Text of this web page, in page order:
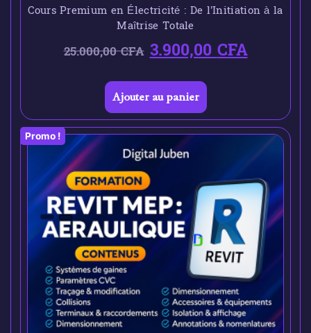
Cours Premium en Électricité : De l’Initiation à la
Maîtrise Totale
25.000,00CFA 3.900,00CFA
Ajouter au panier
Promo !